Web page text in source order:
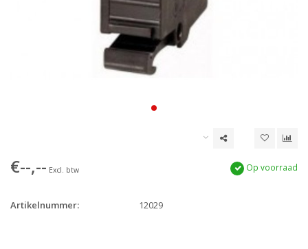
€--,-- Excl. btw Op voorraad
Artikelnummer: 12029